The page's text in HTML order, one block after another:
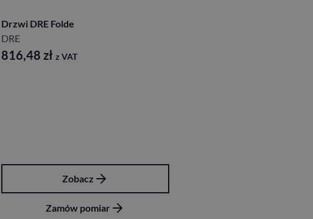
Drzwi DRE Folde
DRE
816,48 zł z VAT
Zobacz
Zamów pomiar